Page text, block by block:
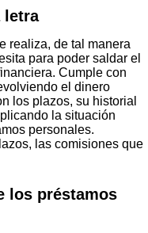
letra
realiza, de tal manera
para poder saldar el
Cumple con
el dinero
los plazos, su historial
la situación
personales.
las comisiones que
los préstamos